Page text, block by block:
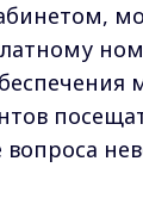
вопроса